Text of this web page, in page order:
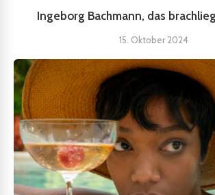
Ingeborg Bachmann, das
15. Oktober 2024